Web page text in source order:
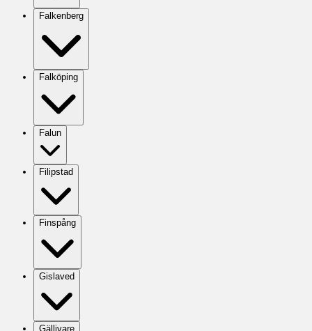
Falkenberg
Falköping
Falun
Filipstad
Finspång
Gislaved
Gällivare